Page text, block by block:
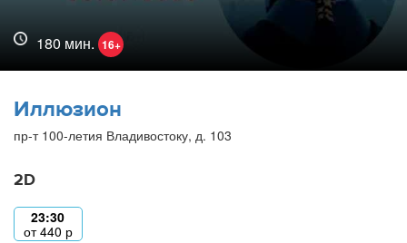
180 мин. 16+
Иллюзион
пр-т 100-летия Владивостоку, д. 103
2D
23:30
от440 р